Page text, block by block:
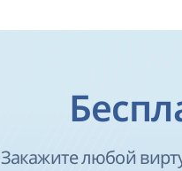
Закажите любой